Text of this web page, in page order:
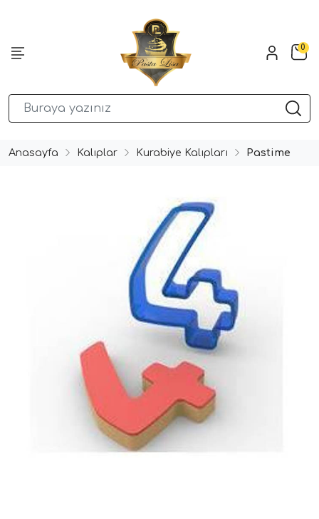
0
Anasayfa Kalıplar Kurabiye Kalıpları Pastime